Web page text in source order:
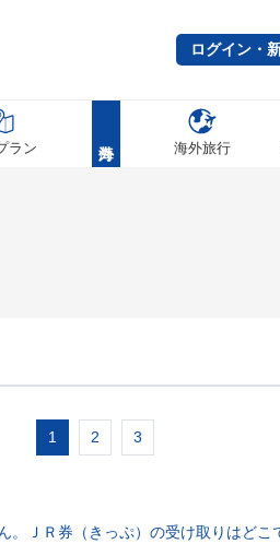
ログイン・
ラン 海外旅行
1 2 3
。ＪＲ券（きっぷ）の受け取りはど